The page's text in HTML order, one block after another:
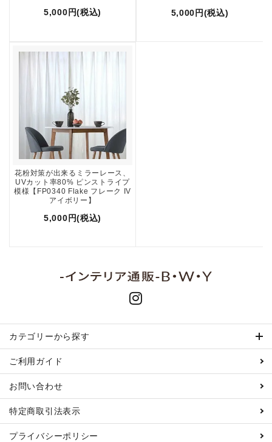
5,000円(税込) 5,000円(税込)
花粉対策が出来るミラーレース、
UVカット率80% ピンストライプ
模様【FP0340 Flake フレーク IV
アイボリー】
5,000円(税込)
カテゴリーから探す
ご利用ガイド
お問い合わせ
特定商取引 法表示
プライバシーポリシー